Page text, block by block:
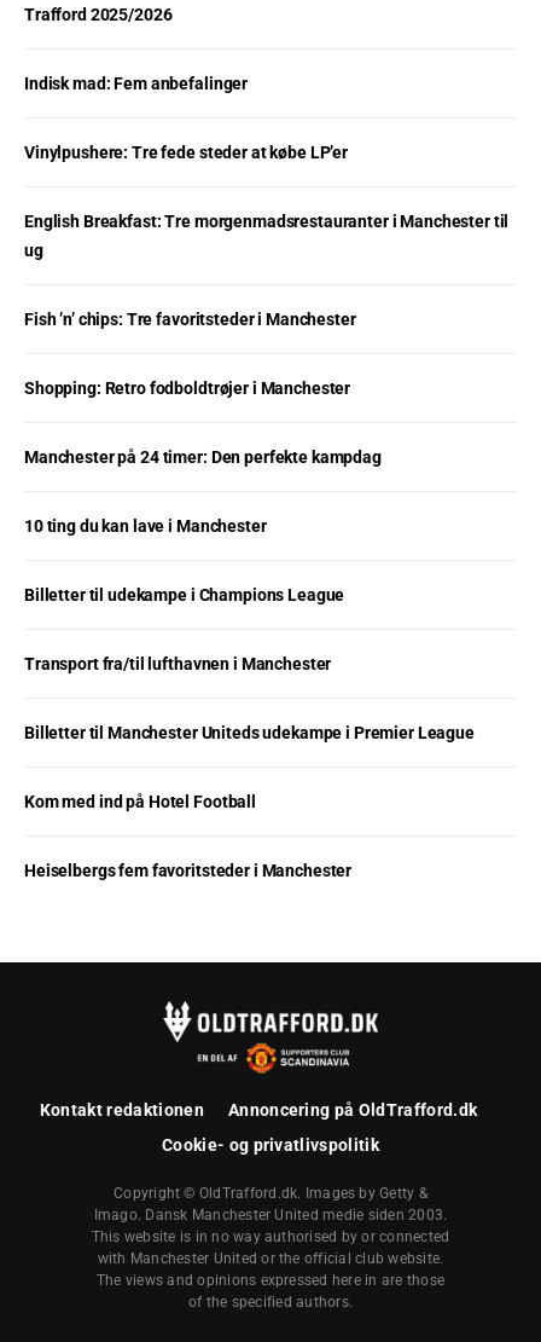
Trafford 2025/2026
Indisk mad: Fem anbefalinger
Vinylpushere: Tre fede steder at købe LP’er
English Breakfast: Tre morgenmadsrestauranter i Manchester til
ug
Fish ’n’ chips: Tre favoritsteder i Manchester
Shopping: Retro fodboldtrøjer i Manchester
Manchester på 24 timer: Den perfekte kampdag
10 ting du kan lave i Manchester
Billetter til udekampe i Champions League
Transport fra/til lufthavnen i Manchester
Billetter til Manchester Uniteds udekampe i Premier League
Kom med ind på Hotel Football
Heiselbergs fem favoritsteder i Manchester
Kontakt redaktionen
Annoncering på OldTrafford.dk
Cookie- og privatlivspolitik
Copyright © OldTrafford.dk. Images by Getty &
Imago. Dansk Manchester United medie siden 2003.
This website is in no way authorised by or connected
with Manchester United or the official club website.
The views and opinions expressed here in are those
of the specified authors.